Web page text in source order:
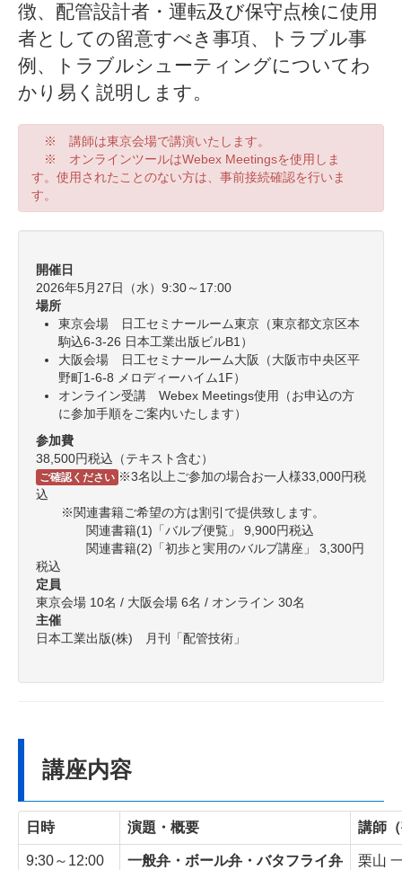
徴、配管設計者・運転及び保守点検に使用
者としての留意すべき事項、トラブル事
例、トラブルシューティングについてわ
かり易く説明します。
※ 講師は東京会場で講演いたします。
※ オンラインツールはWebex Meetingsを使用しま
す。使用されたことのない方は、事前接続確認を行いま
す。
開催日
2026年5月27日（水）9:30～17:00
場所
東京会場 日工セミナールーム東京（東京都文京区本
駒込6-3-26 日本工業出版ビルB1）
大阪会場 日工セミナールーム大阪（大阪市中央区平
野町1-6-8 メロディーハイム1F）
オンライン受講 Webex Meetings使用（お申込の方
に参加手順をご案内いたします）
参加費
38,500円税込（テキスト含む）
ご確認ください ※3名以上ご参加の場合お一人様33,000円税
込
※関連書籍ご希望の方は割引で提供致します。
関連書籍(1)「バルブ便覧」 9,900円税込
関連書籍(2)「初歩と実用のバルブ講座」 3,300円
税込
定員
東京会場 10名 / 大阪会場 6名 / オンライン 30名
主催
日本工業出版(株) 月刊「配管技術」
講座内容
日時 演題・概要 講師
9:30～12:00 一般弁・ボール弁・バタフライ弁
栗山